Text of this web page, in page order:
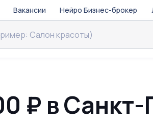
Вакансии Нейро Бизнес-брокер
₽ в